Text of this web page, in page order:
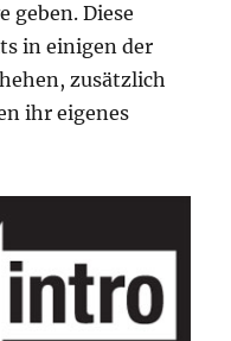
geben. Diese
in einigen der
zusätzlich
ihr eigenes